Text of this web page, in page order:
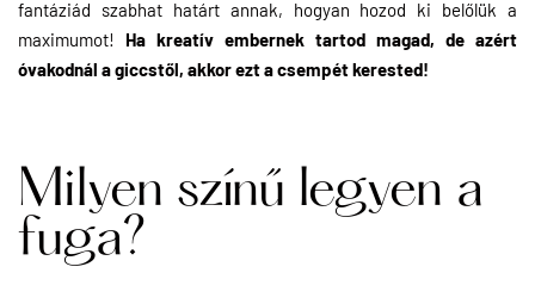
fantáziád szabhat határt annak, hogyan hozod ki belőlük a
maximumot! Ha kreatív embernek tartod magad, de azért
óvakodnál a giccstől, akkor ezt a csempét kerested!
Milyen színű legyen a
fuga?